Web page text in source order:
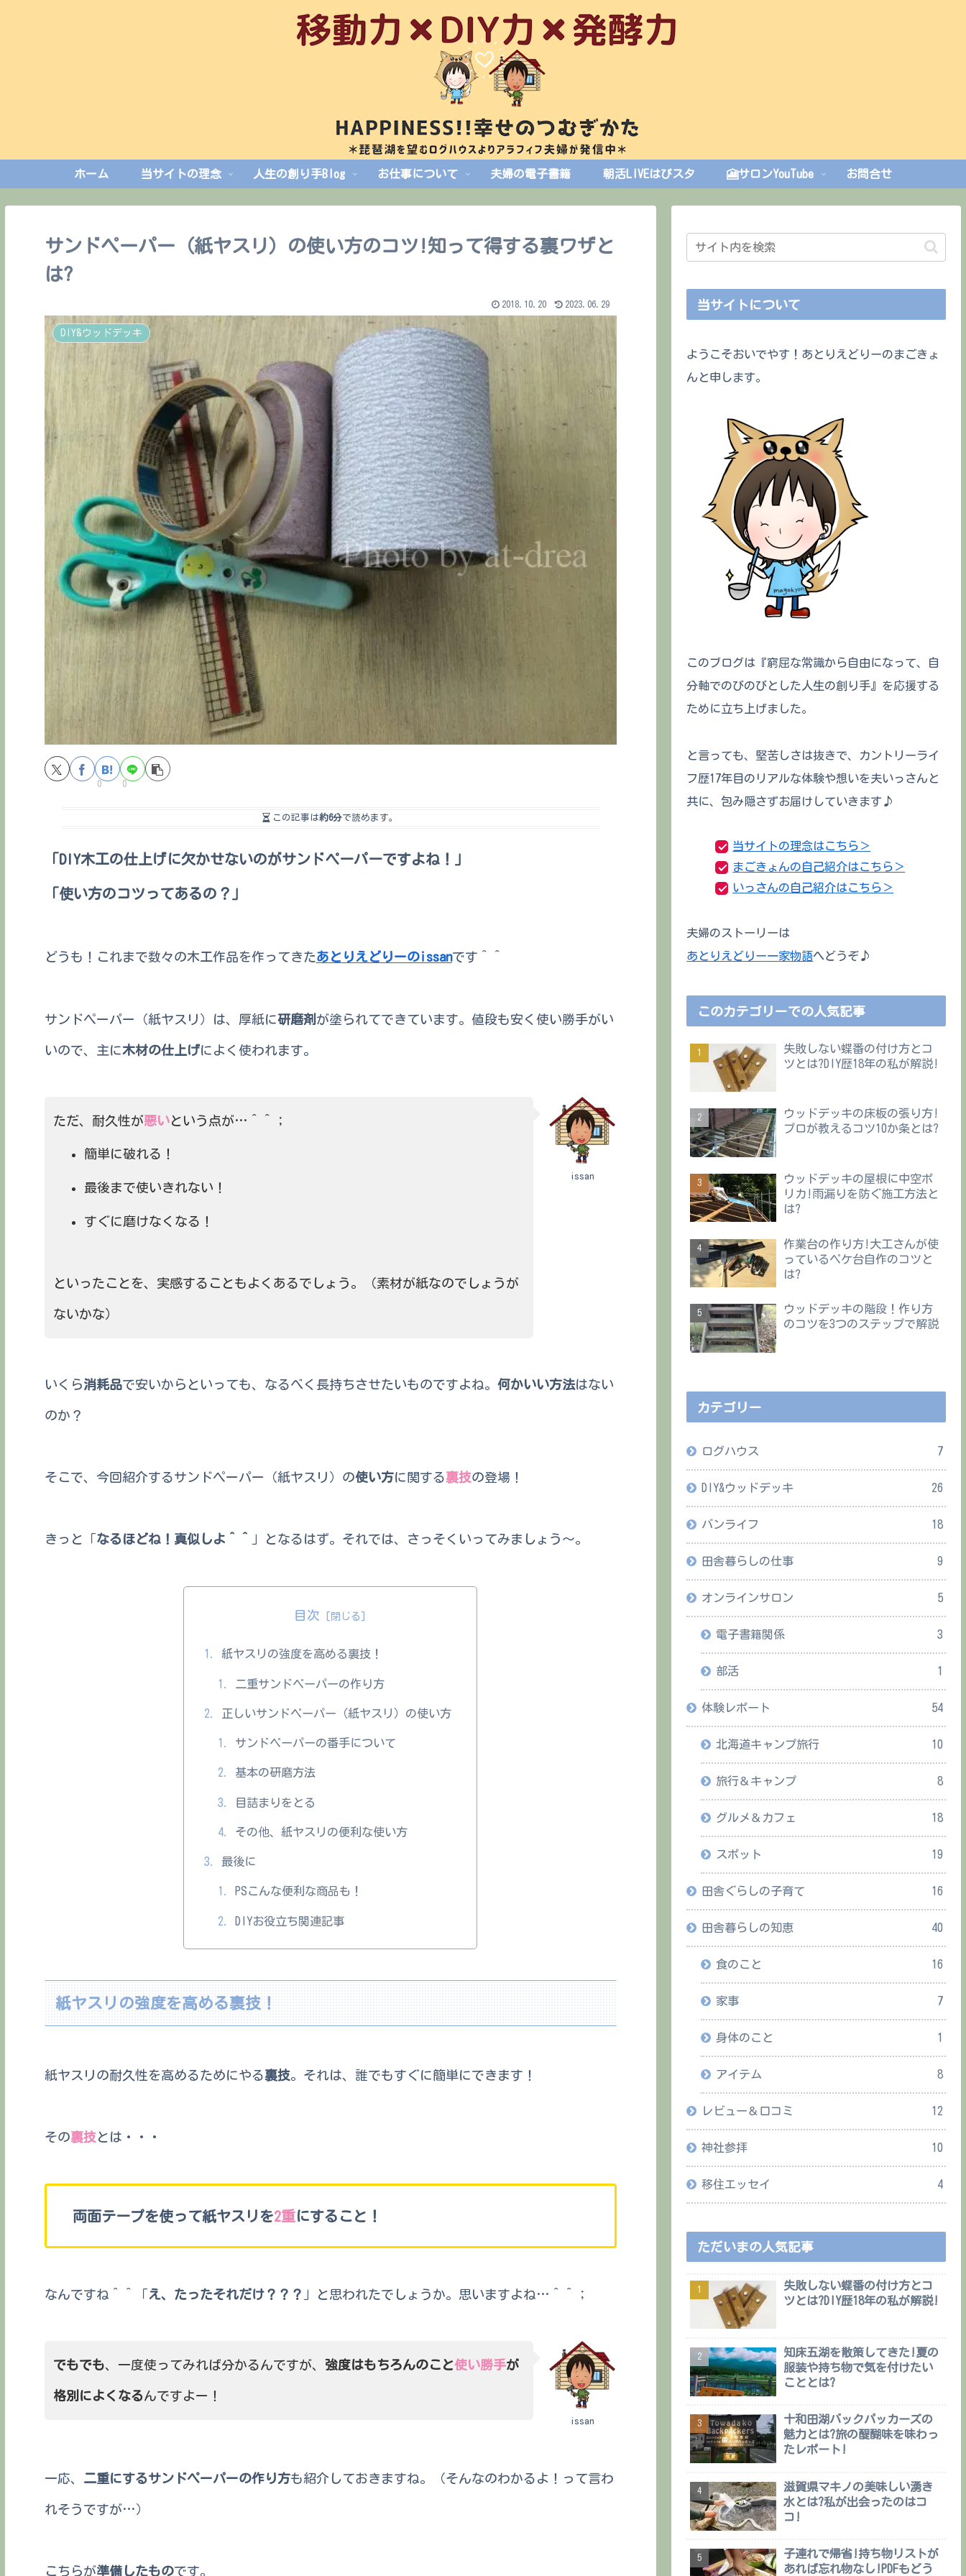
ホーム 当サイトの理念 人生の創り手Blog お仕事について 夫婦の電子書籍 朝活LIVEはぴスタ 🎦サロンYouTube お問合せ
サンドペーパー（紙ヤスリ）の使い方のコツ!知って得する裏ワザと
は?
2018.10.20 2023.06.29
DIY&ウッドデッキ
0 0
この記事は約6分で読めます。
「DIY木工の仕上げに欠かせないのがサンドペーパーですよね！」
「使い方のコツってあるの？」
どうも！これまで数々の木工作品を作ってきたあとりえどりーのissanです＾＾
サンドペーパー（紙ヤスリ）は、厚紙に研磨剤 が塗られてできています。値段も安く使い勝手がい
いので、主に木材の仕上げによく使われます。
issan
ただ、耐久性が悪いという点が…＾＾；
簡単に破れる！
最後まで使いきれない！
すぐに磨けなくなる！
といったことを、実感することもよくあるでしょう。（素材が紙なのでしょうが
ないかな）
いくら消耗品で安いからといっても、なるべく長持ちさせたいものですよね。 何かいい方法はない
のか？
そこで、今回紹介するサンドペーパー（紙ヤスリ）の使い方に関する裏技の登場！
きっと「 なるほどね！真似しよ＾＾ 」となるはず。それでは、さっそくいってみましょう～。
目次
紙ヤスリの強度を高める裏技！
二重サンドペーパーの作り方
正しいサンドペーパー（紙ヤスリ）の使い方
サンドペーパーの番手について
基本の研磨方法
目詰まりをとる
その他、紙ヤスリの便利な使い方
最後に
PSこんな便利な商品も！
DIYお役立ち関連記事
紙ヤスリの強度を高める裏技！
紙ヤスリの耐久性を高めるためにやる裏技。それは、誰でもすぐに簡単にできます！
その裏技 とは・・・
両面テープを使って紙ヤスリを2重にすること！
なんですね＾＾「え、たったそれだけ？？？ 」と思われたでしょうか。思いますよね…＾＾；
issan
でもでも、一度使ってみれば分かるんですが、 強度はもちろんのこと使い勝手が
格別によくなる んですよー！
一応、 二重にするサンドペーパーの作り方も紹介しておきますね。（そんなのわかるよ！って言わ
れそうですが…）
こちらが準備したものです。
当サイトについて
ようこそおいでやす！あとりえどりーのまごきょ
んと申します。
このブログは『窮屈な常識から自由になって、自
分軸でのびのびとした人生の創り手』を応援する
ために立ち上げました。
と言っても、堅苦しさは抜きで、カントリーライ
フ歴17年目のリアルな体験や想いを夫いっさんと
共に、包み隠さずお届けしていきます♪
当サイトの理念はこちら＞
まごきょんの自己紹介はこちら＞
いっさんの自己紹介はこちら＞
夫婦のストーリーは
あとりえどりー一家物語へどうぞ♪
このカテゴリーでの人気記事
失敗しない蝶番の付け方とコ
ツとは?DIY歴18年の私が解説!
ウッドデッキの床板の張り方!
プロが教えるコツ10か条とは?
ウッドデッキの屋根に中空ポ
リカ!雨漏りを防ぐ施工方法と
は?
作業台の作り方!大工さんが使
っているペケ台自作のコツと
は?
ウッドデッキの階段！作り方
のコツを3つのステップで解説
カテゴリー
ログハウス 7
DIY&ウッドデッキ 26
バンライフ 18
田舎暮らしの仕事 9
オンラインサロン 5
電子書籍関係 3
部活 1
体験レポート 54
北海道キャンプ旅行 10
旅行＆キャンプ 8
グルメ＆カフェ 18
スポット 19
田舎ぐらしの子育て 16
田舎暮らしの知恵 40
食のこと 16
家事 7
身体のこと 1
アイテム 8
レビュー＆口コミ 12
神社参拝 10
移住エッセイ 4
ただいまの人気記事
失敗しない蝶番の付け方とコ
ツとは?DIY歴18年の私が解説!
知床五湖を散策してきた!夏の
服装や持ち物で気を付けたい
こととは?
十和田湖バックパッカーズの
魅力とは?旅の醍醐味を味わっ
たレポート!
滋賀県マキノの美味しい湧き
水とは?私が出会ったのはコ
コ!
子連れで帰省!持ち物リストが
あれば忘れ物なし!PDFもどう